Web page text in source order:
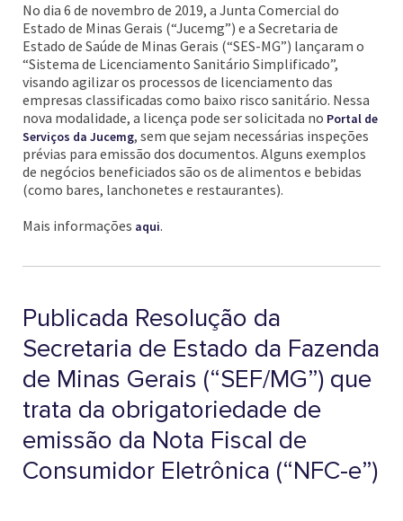
No dia 6 de novembro de 2019, a Junta Comercial do
Estado de Minas Gerais (“Jucemg”) e a Secretaria de
Estado de Saúde de Minas Gerais (“SES-MG”) lançaram o
“Sistema de Licenciamento Sanitário Simplificado”,
visando agilizar os processos de licenciamento das
empresas classificadas como baixo risco sanitário. Nessa
nova modalidade, a licença pode ser solicitada no Portal de
Serviços da Jucemg, sem que sejam necessárias inspeções
prévias para emissão dos documentos. Alguns exemplos
de negócios beneficiados são os de alimentos e bebidas
(como bares, lanchonetes e restaurantes).
Mais informações aqui.
Publicada Resolução da
Secretaria de Estado da Fazenda
de Minas Gerais (“SEF/MG”) que
trata da obrigatoriedade de
emissão da Nota Fiscal de
Consumidor Eletrônica (“NFC-e”)